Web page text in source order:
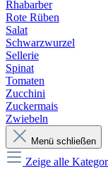
Rhabarber
Rote Rüben
Salat
Schwarzwurzel
Sellerie
Spinat
Tomaten
Zucchini
Zuckermais
Zwiebeln
Menü schließen
Zeige alle